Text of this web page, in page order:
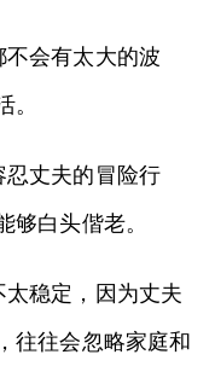
会有太大的波
。
丈夫的冒险行
够白头偕老。
稳定，因为丈夫
往往会忽略家庭和